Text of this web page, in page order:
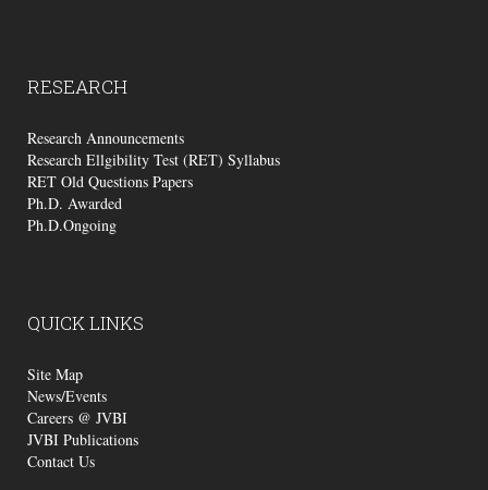
RESEARCH
Research Announcements
Research Ellgibility Test (RET) Syllabus
RET Old Questions Papers
Ph.D. Awarded
Ph.D.Ongoing
QUICKLINKS
Site Map
News/Events
Careers @ JVBI
JVBI Publications
Contact Us